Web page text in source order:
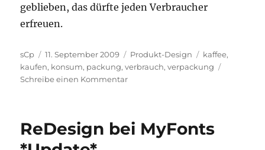
geblieben, das dürfte jeden Verbraucher
erfreuen.
Autor
sCp
Veröffentlicht
am
11. September 2009 Kategorien
Produkt-Design Schlagwörter
kaffee,
kaufen, konsum, packung,verbrauch,verpackung
Schreibe einen Kommentarzu
ReDesign bei MyFonts